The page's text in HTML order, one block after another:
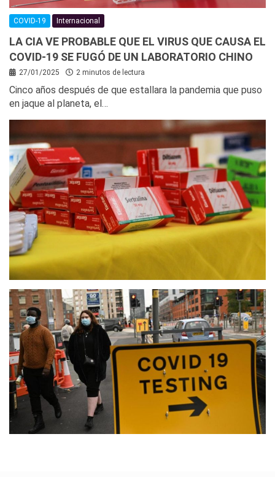
COVID-19 Internacional
LA CIA VE PROBABLE QUE EL VIRUS QUE CAUSA EL
COVID-19 SE FUGÓ DE UN LABORATORIO CHINO
27/01/2025 2 minutos de lectura
Cinco años después de que estallara la pandemia que puso
en jaque al planeta, el…